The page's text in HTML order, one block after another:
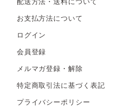
配送方法・送料について
お支払方法について
ログイン
会員登録
メルマガ登録・解除
特定商取引法に基づく表記
プライバシーポリシー